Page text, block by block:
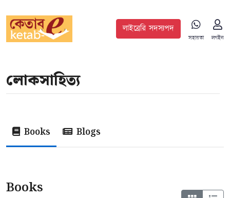
লাইব্রেরি সদস্যপদ
সহায়তা লগইন
লোকসাহিত‍্য
Books Blogs
Books